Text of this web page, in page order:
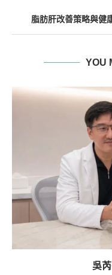
脂肪肝改善策略與健
YOU
吳